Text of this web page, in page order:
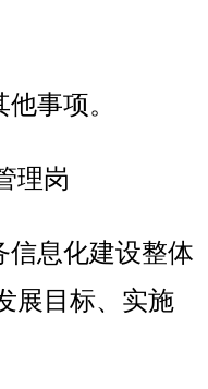
事项。
理岗
信息化建设整体
展目标、实施